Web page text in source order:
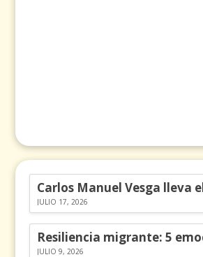
JULIO 17, 2026
JULIO 9, 2026